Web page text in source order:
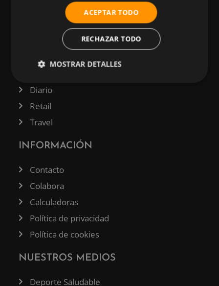
Business
Diario
Retail
Travel
INFORMACIÓN
Contacto
Colabora
Calculadoras
Política de privacidad
Política de cookies
NUESTROS MEDIOS
Deporte Saludable
ACEPTAR TODO
RECHAZAR TODO
MOSTRAR DETALLES